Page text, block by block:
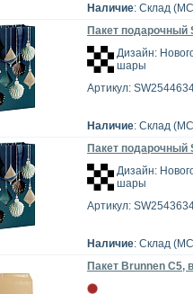
Наличие: Склад
Пакет подарочный
Дизайн:
шары
Артикул:
Наличие: Склад
Пакет подарочный
Дизайн:
шары
Артикул:
Наличие: Склад
Пакет Brunnen С5,